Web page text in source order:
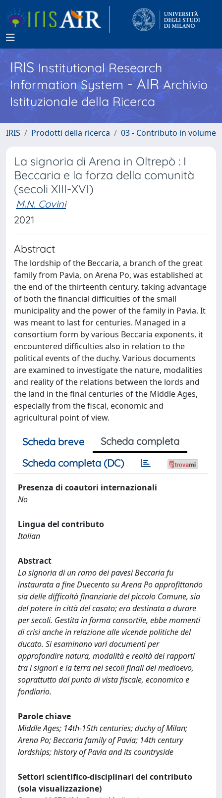
IRISInstitutional Research
Information System - AIR Archivio
Istituzionale della Ricerca
IRIS Prodotti della ricerca 03 - Contributo in volume
La signoria di Arena in Oltrepò : I
Beccaria e la forza della comunità
(secoli XIII-XVI)
M.N. Covini
2021
Abstract
The lordship of the Beccaria, a branch of the great
family from Pavia, on Arena Po, was established at
the end of the thirteenth century, taking advantage
of both the financial difficulties of the small
municipality and the power of the family in Pavia. It
was meant to last for centuries. Managed in a
consortium form by various Beccaria exponents, it
encountered difficulties also in relation to the
political events of the duchy. Various documents
are examined to investigate the nature, modalities
and reality of the relations between the lords and
the land in the final centuries of the Middle Ages,
especially from the fiscal, economic and
agricultural point of view.
Scheda breve
Scheda completa
Scheda completa (DC)
Presenza di coautori internazionali
No
Lingua del contributo
Italian
Abstract
La signoria di un ramo dei pavesi Beccaria fu
instaurata a fine Duecento su Arena Po approfittando
sia delle difficoltà finanziarie del piccolo Comune, sia
del potere in città del casato; era destinata a durare
per secoli. Gestita in forma consortile, ebbe momenti
di crisi anche in relazione alle vicende politiche del
ducato. Si esaminano vari documenti per
approfondire natura, modalità e realtà dei rapporti
tra i signori e la terra nei secoli finali del medioevo,
soprattutto dal punto di vista fiscale, economico e
fondiario.
Parole chiave
Middle Ages; 14th-15th centuries; duchy of Milan;
Arena Po; Beccaria family of Pavia; 14th century
lordships; history of Pavia and its countryside
Settori scientifico-disciplinari del contributo
(sola visualizzazione)